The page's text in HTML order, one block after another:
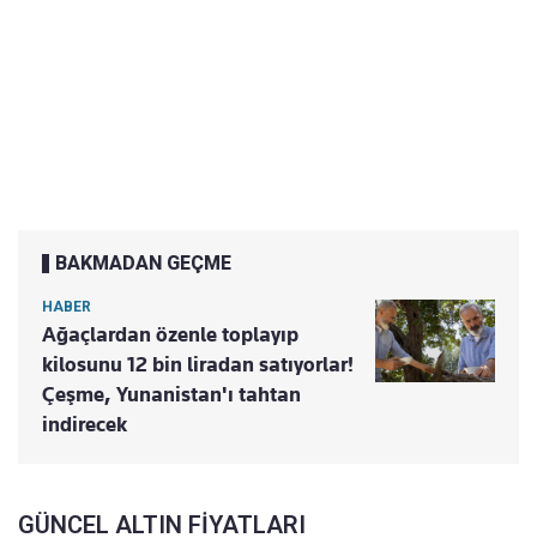
BAKMADAN GEÇME
HABER
Ağaçlardan özenle toplayıp
kilosunu 12 bin liradan satıyorlar!
Çeşme, Yunanistan'ı tahtan
indirecek
GÜNCEL ALTIN FİYATLARI